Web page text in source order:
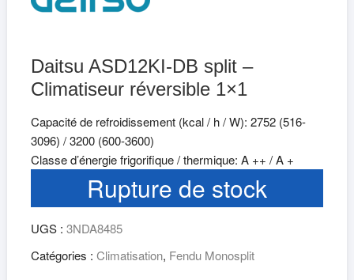
Daitsu ASD12KI-DB split –
Climatiseur réversible 1×1
Capacité de refroidissement (kcal / h / W): 2752 (516-
3096) / 3200 (600-3600)
Classe d’énergie frigorifique / thermique: A ++ / A +
Rupture de stock
UGS : 3NDA8485
Catégories : Climatisation, Fendu Monosplit